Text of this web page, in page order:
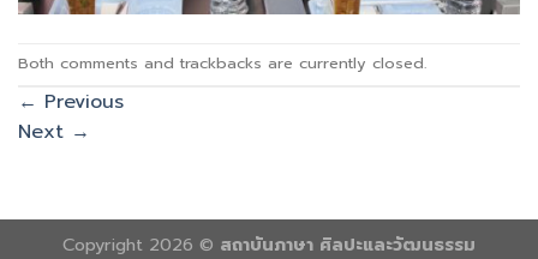
Both comments and trackbacks are currently closed.
← Previous
Next →
Copyright 2026 © สถาบันภาษา ศิลปะและวัฒนธรรม